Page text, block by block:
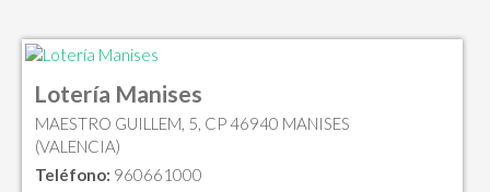
Lotería Manises
MAESTRO GUILLEM, 5, CP 46940 MANISES
(VALENCIA)
Teléfono: 960661000